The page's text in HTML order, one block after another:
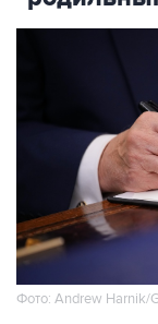
Фото: Andrew Harnik/
Москва. 7